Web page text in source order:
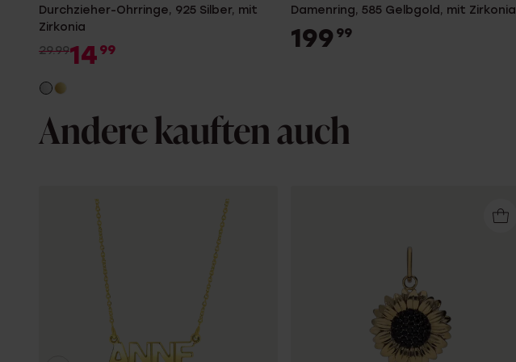
Durchzieher-Ohrringe, 925 Silber, mit
Zirkonia
29.9914 99
Damenring, 585 Gelbgold, mit Zirkonia
199 99
Andere kauften auch